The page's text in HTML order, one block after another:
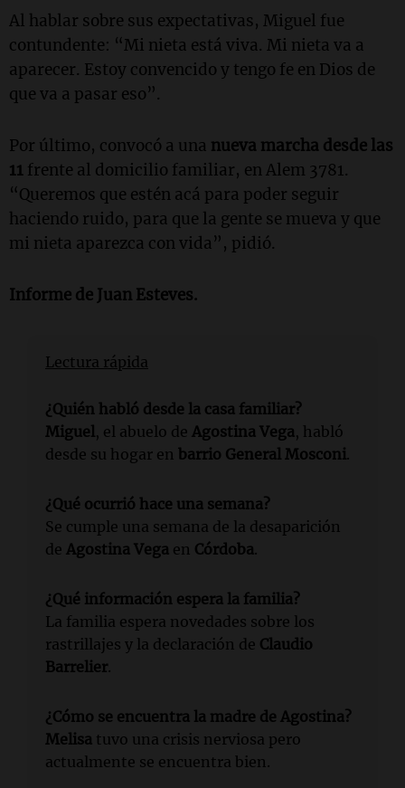
Al hablar sobre sus expectativas, Miguel fue
contundente: “Mi nieta está viva. Mi nieta va a
aparecer. Estoy convencido y tengo fe en Dios de
que va a pasar eso”.
Por último, convocó a una nueva marcha desde las
11 frente al domicilio familiar, en Alem 3781.
“Queremos que estén acá para poder seguir
haciendo ruido, para que la gente se mueva y que
mi nieta aparezca con vida”, pidió.
Informe de Juan Esteves.
Lectura rápida
¿Quién habló desde la casa familiar?
Miguel, el abuelo de Agostina Vega, habló
desde su hogar en barrio General Mosconi.
¿Qué ocurrió hace una semana?
Se cumple una semana de la desaparición
de Agostina Vega en Córdoba.
¿Qué información espera la familia?
La familia espera novedades sobre los
rastrillajes y la declaración de Claudio
Barrelier.
¿Cómo se encuentra la madre de Agostina?
Melisa tuvo una crisis nerviosa pero
actualmente se encuentra bien.